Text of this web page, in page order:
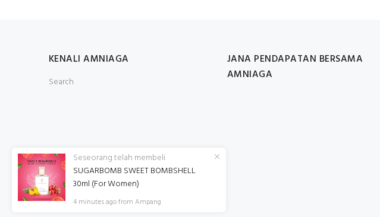
KENALI AMNIAGA
Search
JANA PENDAPATAN BERSAMA
AMNIAGA
Seseorang telah membeli
SUGARBOMB SWEET BOMBSHELL
30ml (For Women)
4 minutes ago from Ampang